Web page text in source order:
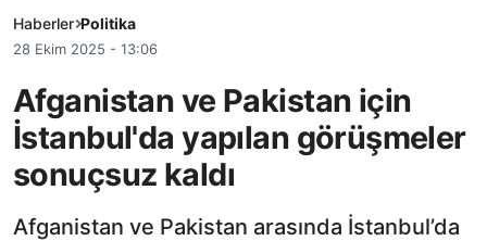
Haberler Politika
28 Ekim 2025 - 13:06
Afganistan ve Pakistan için
İstanbul'da yapılan görüşmeler
sonuçsuz kaldı
Afganistan ve Pakistan arasında İstanbul’da